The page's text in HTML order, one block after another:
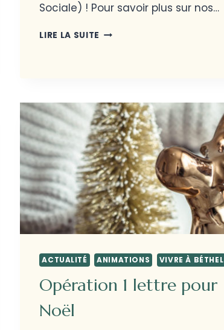
Sociale) ! Pour savoir plus sur nos…
LIRE LA SUITE
ACTUALITÉ ANIMATIONS VIVRE À BÉTHEL
Opération 1 lettre pour
Noël